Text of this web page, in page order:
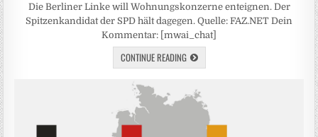
Die Berliner Linke will Wohnungskonzerne enteignen. Der
Spitzenkandidat der SPD hält dagegen. Quelle: FAZ.NET Dein
Kommentar: [mwai_chat]
CONTINUE READING